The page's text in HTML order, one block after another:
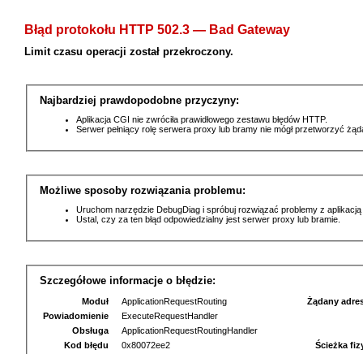
Błąd protokołu HTTP 502.3 — Bad Gateway
Limit czasu operacji został przekroczony.
Najbardziej prawdopodobne przyczyny:
Aplikacja CGI nie zwróciła prawidłowego zestawu błędów HTTP.
Serwer pełniący rolę serwera proxy lub bramy nie mógł przetworzyć
Możliwe sposoby rozwiązania problemu:
Uruchom narzędzie DebugDiag i spróbuj rozwiązać problemy z
Ustal, czy za ten błąd odpowiedzialny jest serwer proxy lub bramie.
Szczegółowe informacje o błędzie:
Moduł
ApplicationRequestRouting
Powiadomienie
ExecuteRequestHandler
Obsługa
ApplicationRequestRoutingHandler
Kod błędu
0x80072ee2
Żądany
Ścieżka